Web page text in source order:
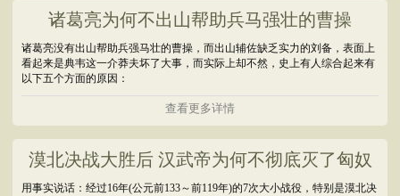
诸葛亮为何不出山帮助兵马强壮的曹操
诸葛亮没有出山帮助兵强马壮的曹操，而出山辅佐缺乏实力的刘备，表面上
看起来是典韦这一介莽夫坏了大事，而实际上却不然，史上有人综合起来有
以下五个方面的原因：
查看更多详情
漠北决战大胜后 汉武帝为何不彻底灭了匈奴
用事实说话：经过16年(公元前133～前119年)的7次大小战役，特别是漠北决